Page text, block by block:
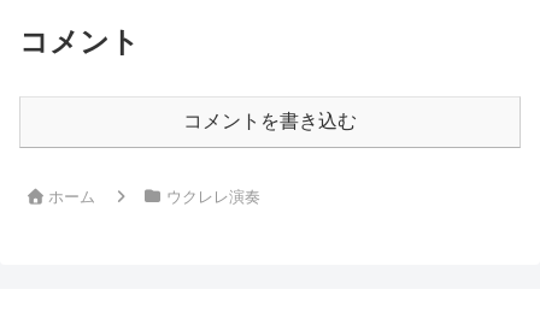
コメント
コメントを書き込む
ホーム ウクレレ演奏